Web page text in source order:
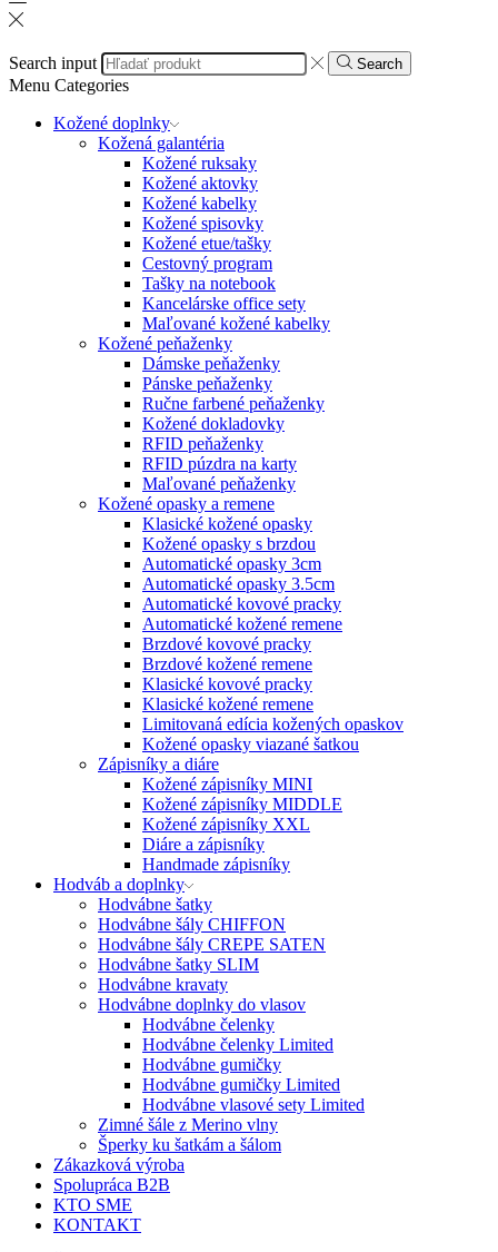
Search input Search
Menu Categories
Kožené doplnky
Kožená galantéria
Kožené ruksaky
Kožené aktovky
Kožené kabelky
Kožené spisovky
Kožené etue/tašky
Cestovný program
Tašky na notebook
Kancelárske office sety
Maľované kožené kabelky
Kožené peňaženky
Dámske peňaženky
Pánske peňaženky
Ručne farbené peňaženky
Kožené dokladovky
RFID peňaženky
RFID púzdra na karty
Maľované peňaženky
Kožené opasky a remene
Klasické kožené opasky
Kožené opasky s brzdou
Automatické opasky 3cm
Automatické opasky 3.5cm
Automatické kovové pracky
Automatické kožené remene
Brzdové kovové pracky
Brzdové kožené remene
Klasické kovové pracky
Klasické kožené remene
Limitovaná edícia kožených opaskov
Kožené opasky viazané šatkou
Zápisníky a diáre
Kožené zápisníky MINI
Kožené zápisníky MIDDLE
Kožené zápisníky XXL
Diáre a zápisníky
Handmade zápisníky
Hodváb a doplnky
Hodvábne šatky
Hodvábne šály CHIFFON
Hodvábne šály CREPE SATEN
Hodvábne šatky SLIM
Hodvábne kravaty
Hodvábne doplnky do vlasov
Hodvábne čelenky
Hodvábne čelenky Limited
Hodvábne gumičky
Hodvábne gumičky Limited
Hodvábne vlasové sety Limited
Zimné šále z Merino vlny
Šperky ku šatkám a šálom
Zákazková výroba
Spolupráca B2B
KTO SME
KONTAKT